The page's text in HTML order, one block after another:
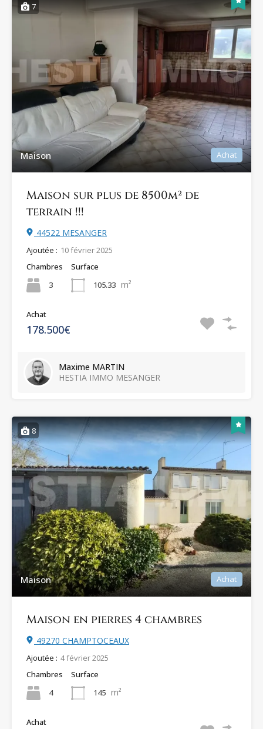
7
Maison Achat
Maison sur plus de 8500m² de
terrain !!!
44522 MESANGER
Ajoutée : 10 février 2025
Chambres
3
Surface
105.33 m²
Achat
178.500€
Maxime MARTIN
HESTIA IMMO MESANGER
8
Maison Achat
Maison en pierres 4 chambres
49270 CHAMPTOCEAUX
Ajoutée : 4 février 2025
Chambres
4
Surface
145 m²
Achat